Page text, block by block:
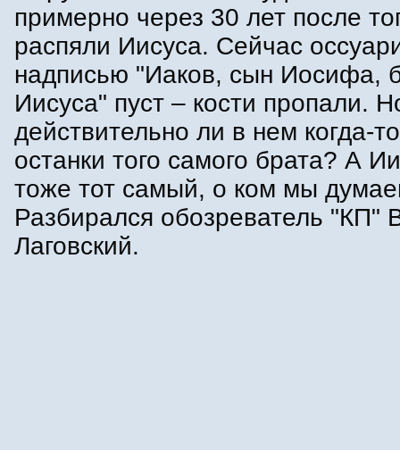
примерно через 30 лет после
распяли Иисуса. Сейчас
надписью "Иаков, сын Иосифа,
Иисуса" пуст – кости пропали.
действительно ли в нем когда-
останки того самого брата? А
тоже тот самый, о ком мы
Разбирался обозреватель "КП"
Лаговский.